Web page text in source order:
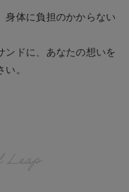
身体に負担のかからない
ンドに、あなたの想いを
。
Leap